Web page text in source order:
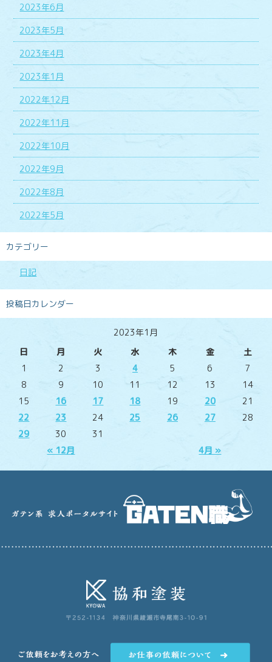
2023年6月
2023年5月
2023年4月
2023年1月
2022年12月
2022年11月
2022年10月
2022年9月
2022年8月
2022年5月
カテゴリー
日記
投稿日カレンダー
2023年1月
日
月 火 水 木 金 土
« 12月 4月 »
1 2 3 4 5 6
7
8
9 10 11 12 13
14
15
16 17 18 19 20
21
22
23 24 25 26 27
28
29
30 31